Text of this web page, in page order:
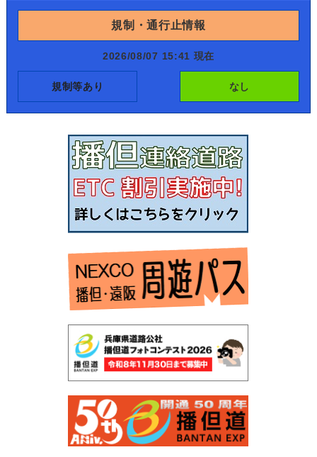
規制・通行止情報
2026/08/07 15:41 現在
規制等あり なし